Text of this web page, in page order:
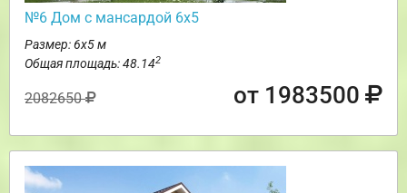
№6 Дом с мансардой 6х5
Размер: 6х5 м
Общая площадь: 48.142
2082650 от 1983500